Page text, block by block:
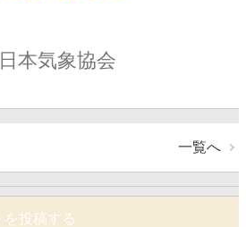
日本気象協会
一覧へ
を投稿する